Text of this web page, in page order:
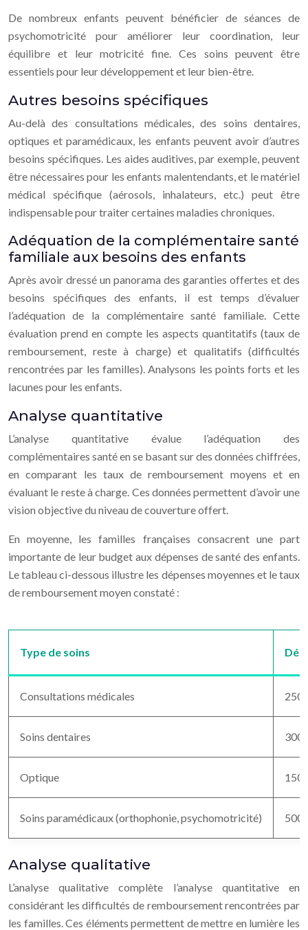
De nombreux enfants peuvent bénéficier de séances de
psychomotricité pour améliorer leur coordination, leur
équilibre et leur motricité fine. Ces soins peuvent être
essentiels pour leur développement et leur bien-être.
Autres besoins spécifiques
Au-delà des consultations médicales, des soins dentaires,
optiques et paramédicaux, les enfants peuvent avoir d’autres
besoins spécifiques. Les aides auditives, par exemple, peuvent
être nécessaires pour les enfants malentendants, et le matériel
médical spécifique (aérosols, inhalateurs, etc.) peut être
indispensable pour traiter certaines maladies chroniques.
Adéquation de la complémentaire santé
familiale aux besoins des enfants
Après avoir dressé un panorama des garanties offertes et des
besoins spécifiques des enfants, il est temps d’évaluer
l’adéquation de la complémentaire santé familiale. Cette
évaluation prend en compte les aspects quantitatifs (taux de
remboursement, reste à charge) et qualitatifs (difficultés
rencontrées par les familles). Analysons les points forts et les
lacunes pour les enfants.
Analyse quantitative
L’analyse quantitative évalue l’adéquation des
complémentaires santé en se basant sur des données chiffrées,
en comparant les taux de remboursement moyens et en
évaluant le reste à charge. Ces données permettent d’avoir une
vision objective du niveau de couverture offert.
En moyenne, les familles françaises consacrent une part
importante de leur budget aux dépenses de santé des enfants.
Le tableau ci-dessous illustre les dépenses moyennes et le taux
de remboursement moyen constaté :
Type de soins
Consultations médicales 250
Soins dentaires 300
Optique 150
Soins paramédicaux (orthophonie, psychomotricité) 500
Analyse qualitative
L’analyse qualitative complète l’analyse quantitative en
considérant les difficultés de remboursement rencontrées par
les familles. Ces éléments permettent de mettre en lumière les